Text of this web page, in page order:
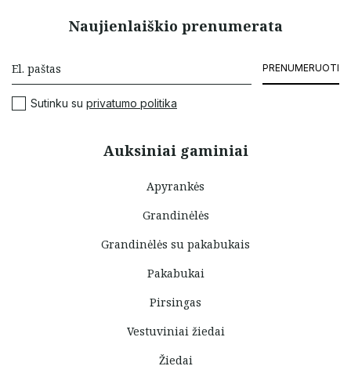
Auksiniai gaminiai
Apyrankės
Grandinėlės
Grandinėlės su pakabukais
Pakabukai
Pirsingas
Vestuviniai žiedai
Žiedai
Naujienlaiškio prenumerata
PRENUMERUOTI
Sutinku su privatumo politika